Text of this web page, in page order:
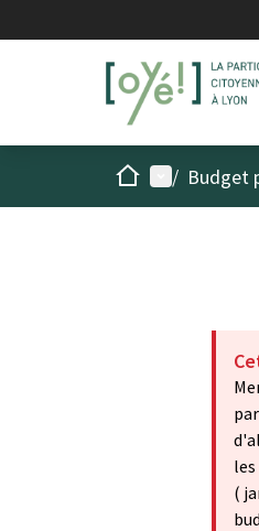
AccueilMenu
/ Budget
(